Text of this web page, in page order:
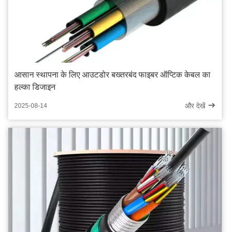
आसान स्थापना के लिए आउटडोर बख्तरबंद फाइबर ऑप्टिक केबल का
हल्का डिजाइन
2025-08-14 और देखें